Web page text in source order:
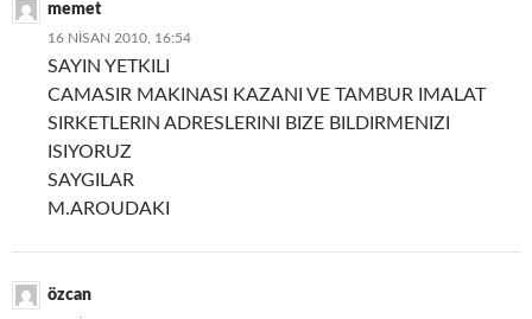
memet
16 NISAN 2010, 16:54
SAYIN YETKILI
CAMASIR MAKINASI KAZANI VE TAMBUR IMALAT
SIRKETLERIN ADRESLERINI BIZE BILDIRMENIZI
ISIYORUZ
SAYGILAR
M.AROUDAKI
özcan